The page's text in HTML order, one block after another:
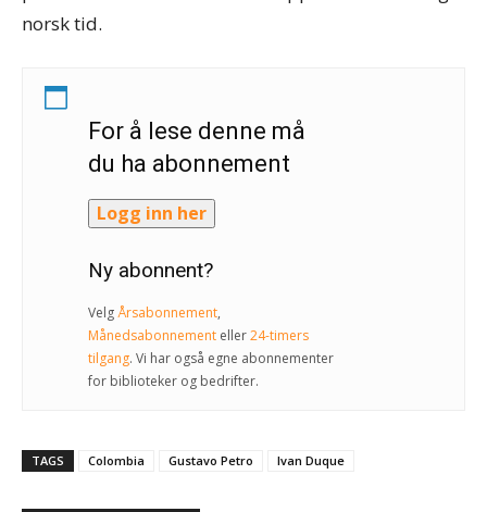
norsk tid.
For å lese denne må
du ha abonnement
Logg inn her
Ny abonnent?
VelgÅrsabonnement,
Månedsabonnement eller24-timers
tilgang. Vi har også egne abonnementer
for biblioteker og bedrifter.
TAGS Colombia Gustavo Petro Ivan Duque